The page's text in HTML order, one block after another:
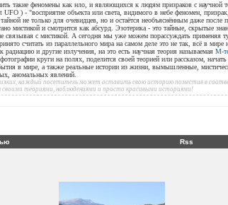
такие феномены как нло, и являющихся к людям призраков с научной
) - "восприятие объекта или света, видимого в небе феномен,
не только для очевидцев, но и остаётся необъяснённым даже после
мистикой и смотрится как абсурд. Эзотерика - это тайные, скрытые
связывая с мистикой. А сегодня мы уже можем порассуждать
считать из параллельного мира на самом деле это не так, всё в
и другие излучения, на это есть научная теория называемаяМ-
круги на полях, поделится своей теорией или рассказом,
в мире, а также реальные истории из жизни, вымышленные,
аномальных явлений.
каждый посетитель может оставить свою историю поместив в
своими теориями, наблюдениями и просто красивыми историями!
Rss